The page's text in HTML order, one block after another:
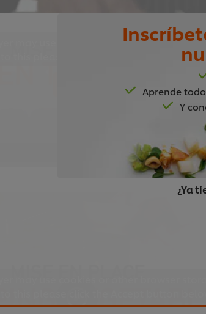
may use cookies or other browser
to this please click the Accept button
Aprende
Y
¿Ya